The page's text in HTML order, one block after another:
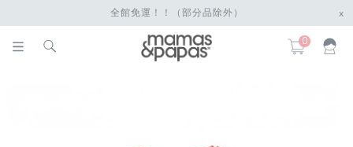
全館免運！！（部分品除外） x
0